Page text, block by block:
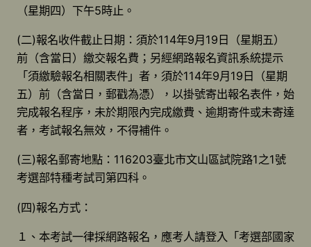
（星期四）下午5時止。
(二)報名收件截止日期：須於114年9月19日（星期五）
前（含當日）繳交報名費；另經網路報名資訊系統提示
「須繳驗報名相關表件」者，須於114年9月19日（星期
五）前（含當日，郵戳為憑），以掛號寄出報名表件，始
完成報名程序，未於期限內完成繳費、逾期寄件或未寄達
者，考試報名無效，不得補件。
(三)報名郵寄地點：116203臺北市文山區試院路1之1號
考選部特種考試司第四科。
(四)報名方式：
１、本考試一律採網路報名，應考人請登入「考選部國家